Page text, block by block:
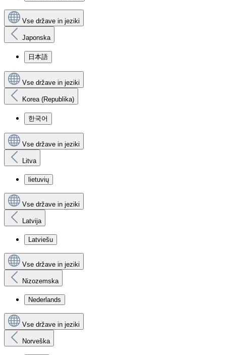
Vse države in jeziki
Japonska
日本語
Vse države in jeziki
Korea (Republika)
한국어
Vse države in jeziki
Litva
lietuvių
Vse države in jeziki
Latvija
Latviešu
Vse države in jeziki
Nizozemska
Nederlands
Vse države in jeziki
Norveška